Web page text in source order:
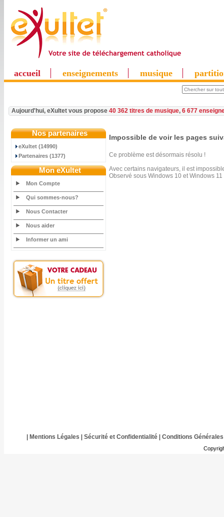
accueil enseignements musique
Aujourd'hui, eXultet vous propose 40 362 titres de musique, 6 677
Nos partenaires
eXultet (14990)
Partenaires (1377)
Mon eXultet
Mon Compte
Qui sommes-nous?
Nous Contacter
Nous aider
Informer un ami
Impossible de voir les pages
Ce problème est désormais résolu !
Avec certains navigateurs, il est
Observé sous Windows 10 et Windows
Mentions Légales Sécurité et Confidentialité| Conditions Générales